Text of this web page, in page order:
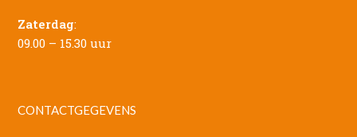
Zaterdag:
09.00 – 15.30 uur
CONTACTGEGEVENS